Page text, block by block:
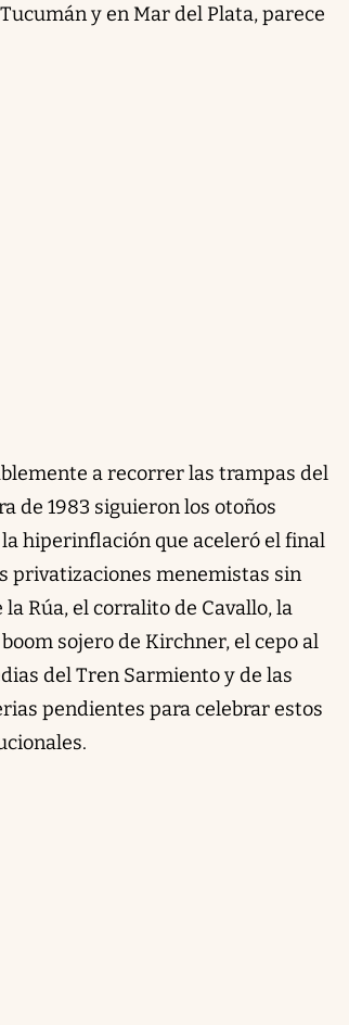
y en Mar del Plata, parece
a recorrer las trampas del
de 1983 siguieron los otoños
hiperinflación que aceleró el final
privatizaciones menemistas sin
Rúa, el corralito de Cavallo, la
sojero de Kirchner, el cepo al
del Tren Sarmiento y de las
pendientes para celebrar estos